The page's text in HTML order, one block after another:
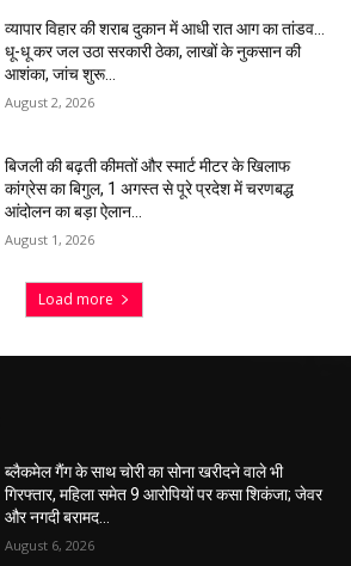
व्यापार विहार की शराब दुकान में आधी रात आग का तांडव…
धू-धू कर जल उठा सरकारी ठेका, लाखों के नुकसान की
आशंका, जांच शुरू…
August 2, 2026
बिजली की बढ़ती कीमतों और स्मार्ट मीटर के खिलाफ
कांग्रेस का बिगुल, 1 अगस्त से पूरे प्रदेश में चरणबद्ध
आंदोलन का बड़ा ऐलान…
August 1, 2026
Load more
ब्लैकमेल गैंग के साथ चोरी का सोना खरीदने वाले भी
गिरफ्तार, महिला समेत 9 आरोपियों पर कसा शिकंजा; जेवर
और नगदी बरामद…
August 6, 2026